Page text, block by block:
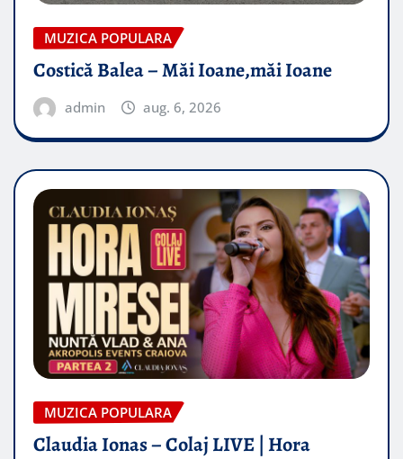
MUZICA POPULARA
Costică Balea – Măi Ioane,măi Ioane
admin aug. 6, 2026
MUZICA POPULARA
Claudia Ionas – Colaj LIVE | Hora